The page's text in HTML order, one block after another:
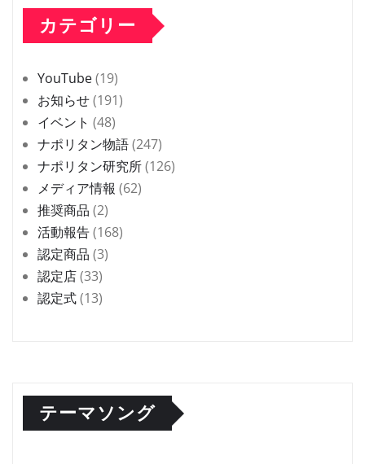
カテゴリー
YouTube(19)
お知らせ(191)
イベント (48)
ナポリタン物語(247)
ナポリタン研究所(126)
メディア情報 (62)
推奨商品 (2)
活動報告(168)
認定商品 (3)
認定店(33)
認定式(13)
テーマソング